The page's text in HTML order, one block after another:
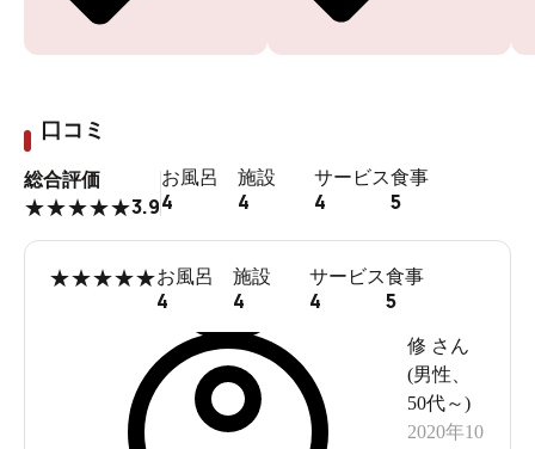
山の上は吹雪いてました！
どーーしてこんなんなっちゃった？！
口コミ
総合評価
★★★★★3.9
お風呂
4
施設
4
サービス
4
食事
5
★★★★★お風呂
4
施設
4
サービス
4
食事
5
修 さん
(男性
50代～)
2020年10